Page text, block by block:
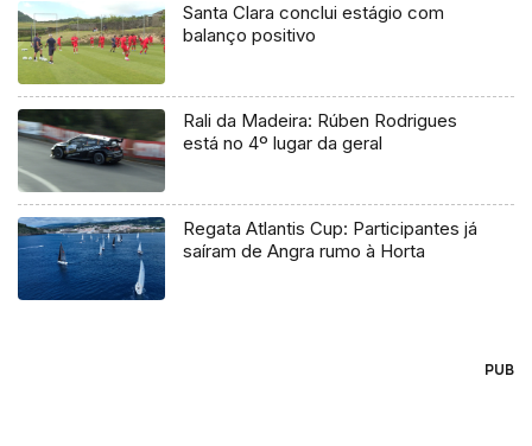
Santa Clara conclui estágio com
balanço positivo
Rali da Madeira: Rúben Rodrigues
está no 4º lugar da geral
Regata Atlantis Cup: Participantes já
saíram de Angra rumo à Horta
PUB